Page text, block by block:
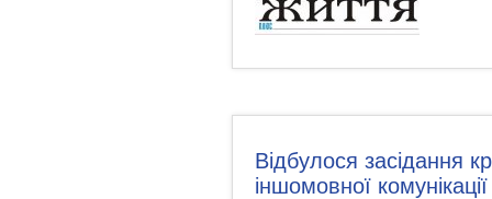
Відбулося засідання
іншомовної